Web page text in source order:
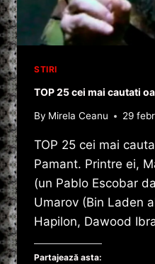
CREZI
CA
VALURILE
STIRI
TOP 25 cei mai cautati
By Mirela Ceanu 29
TOP 25 cei mai
Pamant. Printre ei,
(un Pablo Escobar
Umarov (Bin Laden
Hapilon, Dawood
Partajează asta: